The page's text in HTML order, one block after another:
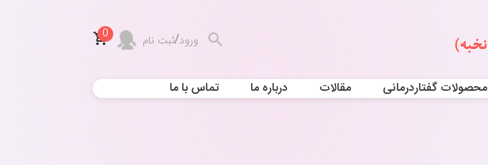
ورود/ثبت نام 0
محصولات گفتاردرمانی مقالات درباره ما تماس با ما